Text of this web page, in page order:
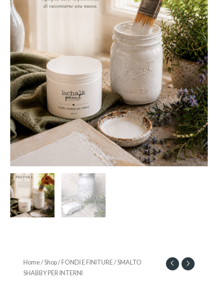
Home/Shop/ FONDI E FINITURE/ SMALTO
SHABBY PER INTERNI
SHABBY
PER